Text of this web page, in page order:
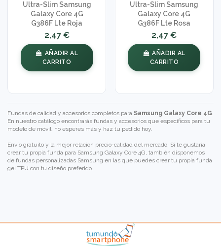
Ultra-Slim Samsung
Galaxy Core 4G
G386F Lte Roja
2,47 €
AÑADIR AL
CARRITO
Ultra-Slim Samsung
Galaxy Core 4G
G386F Lte Rosa
2,47 €
AÑADIR AL
CARRITO
Fundas de calidad y accesorios completos para Samsung Galaxy Core 4G.
En nuestro catálogo encontrarás fundas y accesorios que específicos para tu
modelo de móvil, no esperes más y haz tu pedido hoy.
Envío gratuito y la mejor relación precio-calidad del mercado. Si te gustaría
crear tu propia funda para Samsung Galaxy Core 4G, también disponemos
de fundas personalizadas Samsung en las que puedes crear tu propia funda
gel TPU con tu diseño preferido.